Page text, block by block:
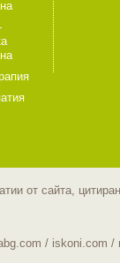
от сайта,
/ iskoni.com /